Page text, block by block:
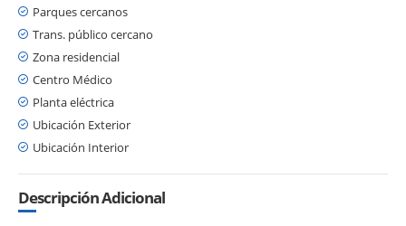
Parques cercanos
Trans. público cercano
Zona residencial
Centro Médico
Planta eléctrica
Ubicación Exterior
Ubicación Interior
Descripción Adicional